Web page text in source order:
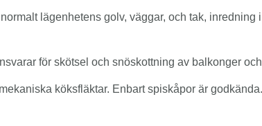
lägenhetens golv, väggar, och tak,
för skötsel och snöskottning av balkonger
köksfläktar. Enbart spiskåpor är godkända.